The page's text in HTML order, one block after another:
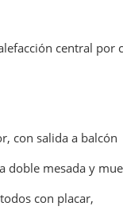
central por
con salida a balcón
doble mesada y
con placar,